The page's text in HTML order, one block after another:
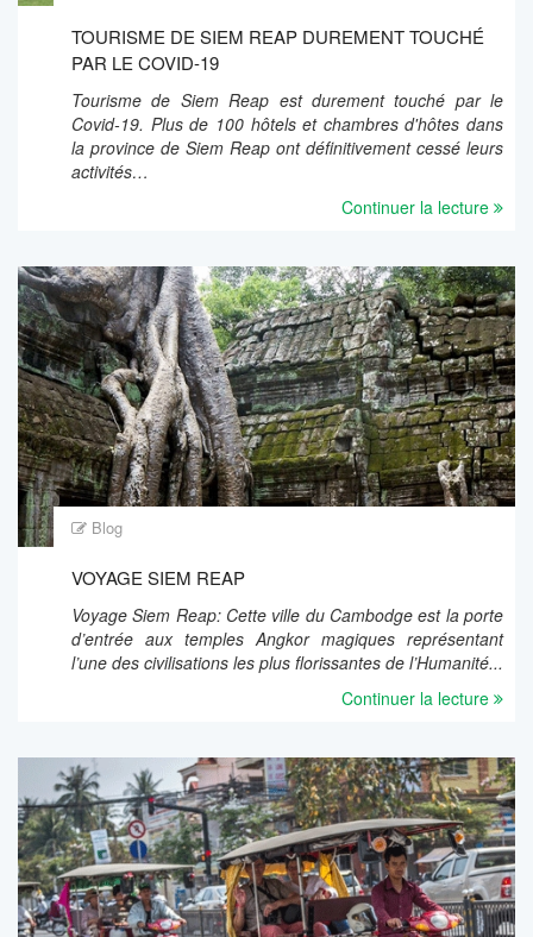
TOURISME DE SIEM REAP DUREMENT TOUCHÉ
PAR LE COVID-19
Tourisme de Siem Reap est durement touché par le
Covid-19. Plus de 100 hôtels et chambres d'hôtes dans
la province de Siem Reap ont définitivement cessé leurs
activités…
Continuer la lecture
Blog
VOYAGE SIEM REAP
Voyage Siem Reap: Cette ville du Cambodge est la porte
d’entrée aux temples Angkor magiques représentant
l’une des civilisations les plus florissantes de l’Humanité...
Continuer la lecture